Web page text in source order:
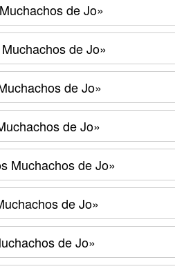
de Jo»
de Jo»
de Jo»
de Jo»
Muchachos de Jo»
de Jo»
de Jo»